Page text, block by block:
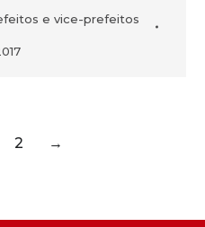
e vice-prefeitos
2 →